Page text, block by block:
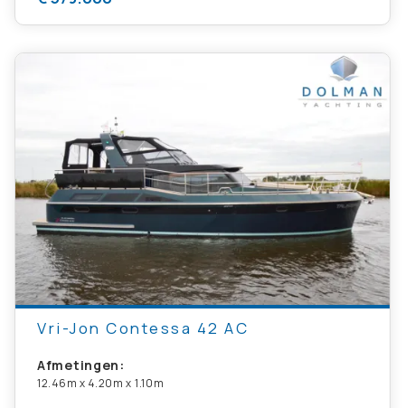
Vri-Jon Contessa 42 AC
Afmetingen:
12.46m x 4.20m x 1.10m